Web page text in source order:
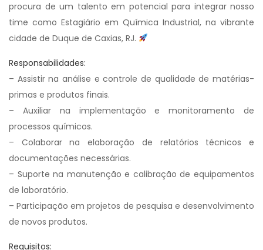
procura de um talento em potencial para integrar nosso
time como Estagiário em Química Industrial, na vibrante
cidade de Duque de Caxias, RJ.
Responsabilidades:
– Assistir na análise e controle de qualidade de matérias-
primas e produtos finais.
– Auxiliar na implementação e monitoramento de
processos químicos.
– Colaborar na elaboração de relatórios técnicos e
documentações necessárias.
– Suporte na manutenção e calibração de equipamentos
de laboratório.
– Participação em projetos de pesquisa e desenvolvimento
de novos produtos.
Requisitos: